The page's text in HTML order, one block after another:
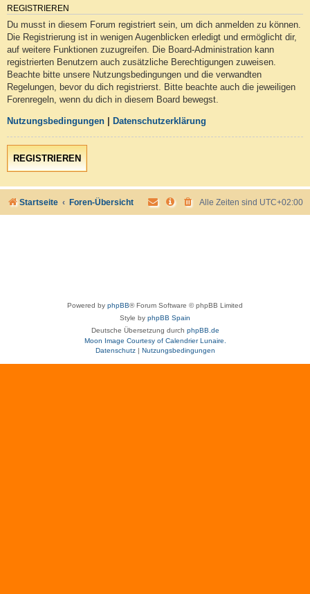
REGISTRIEREN
Du musst in diesem Forum registriert sein, um dich anmelden zu können.
Die Registrierung ist in wenigen Augenblicken erledigt und ermöglicht dir,
auf weitere Funktionen zuzugreifen. Die Board-Administration kann
registrierten Benutzern auch zusätzliche Berechtigungen zuweisen.
Beachte bitte unsere Nutzungsbedingungen und die verwandten
Regelungen, bevor du dich registrierst. Bitte beachte auch die jeweiligen
Forenregeln, wenn du dich in diesem Board bewegst.
Nutzungsbedingungen Datenschutzerklärung
REGISTRIEREN
Startseite Foren-Übersicht Alle Zeiten sind UTC+02:00
Powered by phpBB® Forum Software © phpBB Limited
Style by phpBB Spain
Deutsche Übersetzung durch phpBB.de
Moon Image Courtesy of Calendrier Lunaire.
Datenschutz| Nutzungsbedingungen